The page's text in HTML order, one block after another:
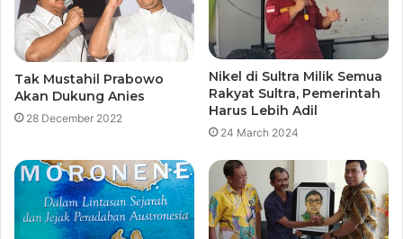
Tak Mustahil Prabowo
Akan Dukung Anies
28 December 2022
Nikel di Sultra Milik Semua
Rakyat Sultra, Pemerintah
Harus Lebih Adil
24 March 2024